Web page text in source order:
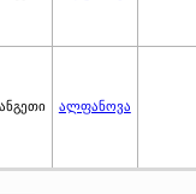
ალფანოვა